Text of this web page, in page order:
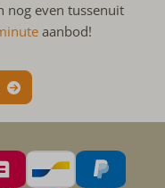
nog even tussenuit
aanbod!